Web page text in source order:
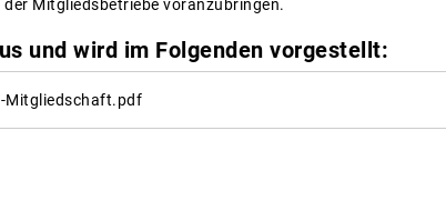
Mitgliedsbetriebe voranzubringen.
und wird im Folgenden vorgestellt:
Mitgliedschaft.pdf